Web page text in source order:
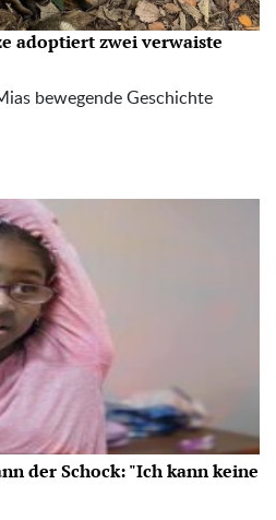
adoptiert zwei verwaiste
bewegende Geschichte
der Schock: "Ich kann keine